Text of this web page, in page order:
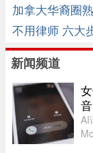
加拿大华裔圈
不用律师 六大
新闻频道
AI